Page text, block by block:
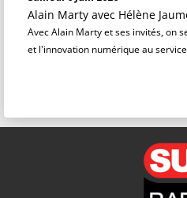
Alain Marty avec Hélène
Avec Alain Marty et ses invités, on
et l'innovation numérique au